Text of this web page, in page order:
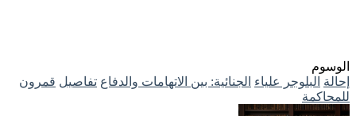
الوسوم
إحالة البلوجر علياء الجنائية: بين الاتهامات والدفاع تفاصيل قمرون
للمحاكمة